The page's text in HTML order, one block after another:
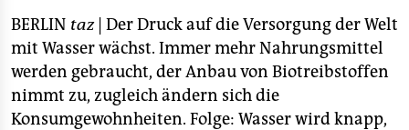
wahrheit
verlag
verlag
BERLIN taz| Der Druck auf die Versorgung der Welt
mit Wasser wächst. Immer mehr Nahrungsmittel
werden gebraucht, der Anbau von Biotreibstoffen
nimmt zu, zugleich ändern sich die
Konsumgewohnheiten. Folge: Wasser wird knapp,